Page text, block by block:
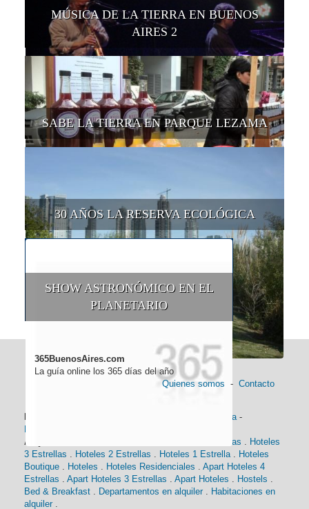
MÚSICA DE LA TIERRA EN BUENOS
AIRES 2
SABE LA TIERRA EN PARQUE LEZAMA
30 AÑOS LA RESERVA ECOLÓGICA
SHOW ASTRONÓMICO EN EL
PLANETARIO
365BuenosAires.com
La guía online los 365 días del año
Quienes somos - Contacto
Historia-
Alojamiento:
Hoteles 4 Estrellas . Hoteles
3 Estrellas . Hoteles 2 Estrellas . Hoteles 1 Estrella. Hoteles
Boutique . Hoteles . Hoteles Residenciales . Apart Hoteles 4
Estrellas . Apart Hoteles 3 Estrellas . Apart Hoteles . Hostels .
Bed & Breakfast . Departamentos en alquiler . Habitaciones en
alquiler .